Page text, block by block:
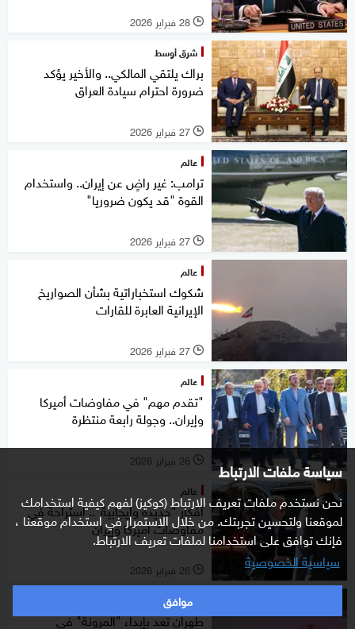
سياسة ملفات الارتباط
نحن نستخدم ملفات تعريف الارتباط (كوكيز) لفهم كيفية استخدامك
لموقعنا ولتحسين تجربتك. من خلال الاستمرار في استخدام موقعنا ،
فإنك توافق على استخدامنا لملفات تعريف الارتباط.
سياسية الخصوصية
موافق
l 28 فبراير 2026
شرق أوسط
براك يلتقي المالكي.. والأخير يؤكد
ضرورة احترام سيادة العراق
l 27 فبراير 2026
عالم
ترامب: غير راضٍ عن إيران.. واستخدام
القوة "قد يكون ضروريا"
l 27 فبراير 2026
عالم
شكوك استخباراتية بشأن الصواريخ
الإيرانية العابرة للقارات
l 27 فبراير 2026
عالم
"تقدم مهم" في مفاوضات أميركا
وإيران.. وجولة رابعة منتظرة
l 26 فبراير 2026
عالم
أفكار "جديدة وإيجابية".. استراحة في
مفاوضات أميركا وإيران
l 26 فبراير 2026
عالم
طهران تعد بإبداء "المرونة" في